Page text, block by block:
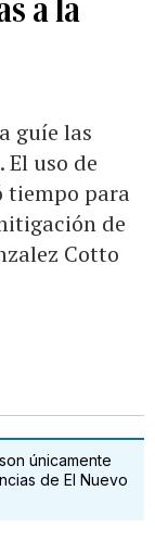
a la
guíe las
uso de
tiempo para
de
Cotto
únicamente
de El Nuevo